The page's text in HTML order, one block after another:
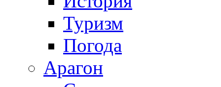
Туризм
Погода
Арагон